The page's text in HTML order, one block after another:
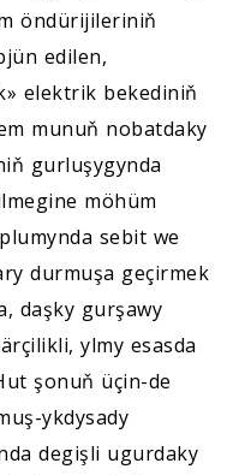
öndürijileriniň
edilen,
elektrik bekediniň
munuň nobatdaky
gurluşygynda
möhüm
sebit we
durmuşa geçirmek
daşky gurşawy
ylmy esasda
şonuň üçin-de
ykdysady
degişli ugurdaky